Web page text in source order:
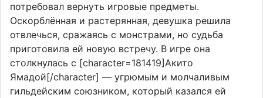
потребовал вернуть игровые предметы.
Оскорблённая и растерянная, девушка решила
отвлечься, сражаясь с монстрами, но судьба
приготовила ей новую встречу. В игре она
столкнулась с [character=181419]Акито
Ямадой[/character] — угрюмым и молчаливым
гильдейским союзником, который казался ей